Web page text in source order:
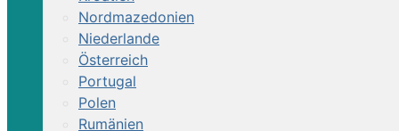
Nordmazedonien
Niederlande
Österreich
Portugal
Polen
Rumänien